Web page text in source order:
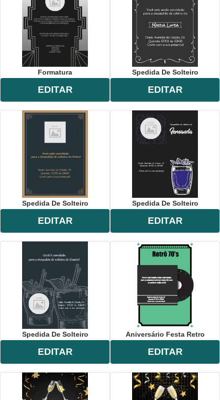
Formatura
EDITAR
Spedida De Solteiro
EDITAR
Spedida De Solteiro
EDITAR
Spedida De Solteiro
EDITAR
Spedida De Solteiro
EDITAR
Aniversário Festa Retro
EDITAR